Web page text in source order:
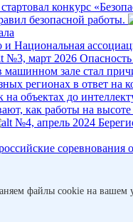
конкурс
безопасной работы.
Национальная
№3, март 2026
зале стал
регионах в ответ
объектах до
как работы на
№4, апрель 2024
файлы cookie на вашем